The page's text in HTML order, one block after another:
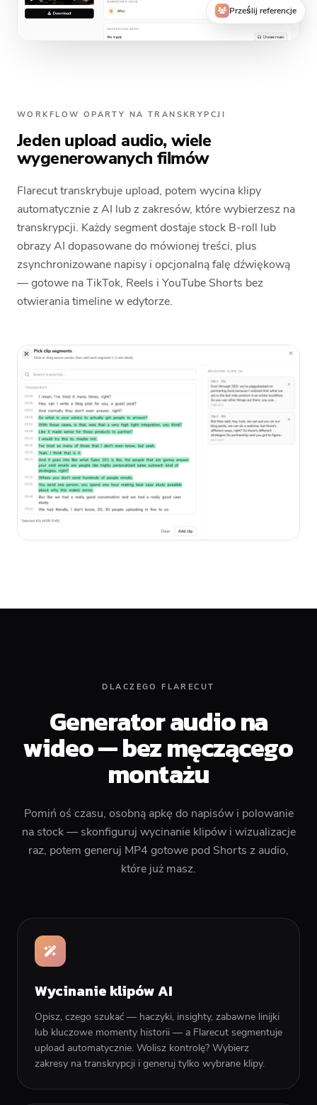
Prześlij referencje
WORKFLOW OPARTY NA TRANSKRYPCJI
Jeden upload audio, wiele
wygenerowanych filmów
Flarecut transkrybuje upload, potem wycina klipy
automatycznie z AI lub z zakresów, które wybierzesz na
transkrypcji. Każdy segment dostaje stock B-roll lub
obrazy AI dopasowane do mówionej treści, plus
zsynchronizowane napisy i opcjonalną falę dźwiękową
— gotowe na TikTok, Reels i YouTube Shorts bez
otwierania timeline w edytorze.
DLACZEGO FLARECUT
Generator audio na
wideo — bez męczącego
montażu
Pomiń oś czasu, osobną apkę do napisów i polowanie
na stock — skonfiguruj wycinanie klipów i wizualizacje
raz, potem generuj MP4 gotowe pod Shorts z audio,
które już masz.
Wycinanie klipów AI
Opisz, czego szukać — haczyki, insighty, zabawne linijki
lub kluczowe momenty historii — a Flarecut segmentuje
upload automatycznie. Wolisz kontrolę? Wybierz
zakresy na transkrypcji i generuj tylko wybrane klipy.